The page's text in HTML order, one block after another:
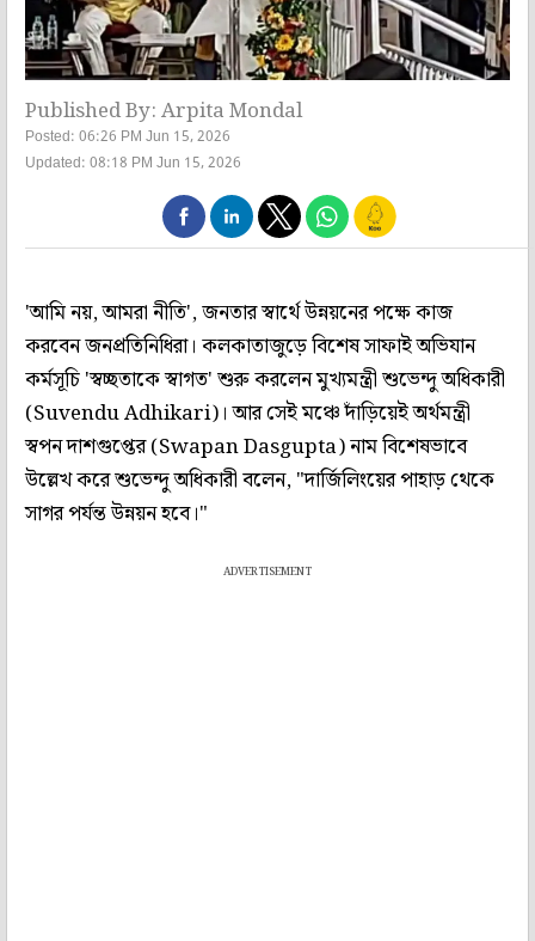
Published By: Arpita Mondal
Posted: 06:26 PM Jun 15, 2026
Updated: 08:18 PM Jun 15, 2026
'আমি নয়, আমরা নীতি', জনতার স্বার্থে উন্নয়নের পক্ষে কাজ
করবেন জনপ্রতিনিধিরা। কলকাতাজুড়ে বিশেষ সাফাই অভিযান
কর্মসূচি 'স্বচ্ছতাকে স্বাগত' শুরু করলেন মুখ্যমন্ত্রী শুভেন্দু অধিকারী
(Suvendu Adhikari)। আর সেই মঞ্চে দাঁড়িয়েই অর্থমন্ত্রী
স্বপন দাশগুপ্তের (Swapan Dasgupta) নাম বিশেষভাবে
উল্লেখ করে শুভেন্দু অধিকারী বলেন, "দার্জিলিংয়ের পাহাড় থেকে
সাগর পর্যন্ত উন্নয়ন হবে।"
ADVERTISEMENT